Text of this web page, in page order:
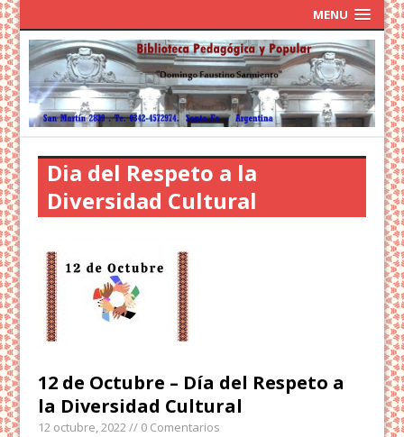
MENU
Dia del Respeto a la
Diversidad Cultural
12 de Octubre – Día del Respeto a
la Diversidad Cultural
12 octubre, 2022 // 0 Comentarios